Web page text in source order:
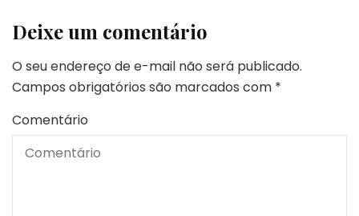
Deixe um comentário
O seu endereço de e-mail não será publicado.
Campos obrigatórios são marcados com *
Comentário